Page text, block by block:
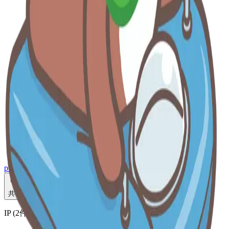
puz_planet
共有
IP (2件